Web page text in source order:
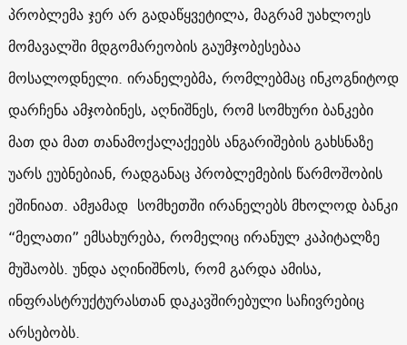
პრობლემა ჯერ არ გადაწყვეტილა, მაგრამ უახლოეს
მომავალში მდგომარეობის გაუმჯობესებაა
მოსალოდნელი. ირანელებმა, რომლებმაც ინკოგნიტოდ
დარჩენა ამჯობინეს, აღნიშნეს, რომ სომხური ბანკები
მათ და მათ თანამოქალაქეებს ანგარიშების გახსნაზე
უარს ეუბნებიან, რადგანაც პრობლემების წარმოშობის
ეშინიათ. ამჟამად სომხეთში ირანელებს მხოლოდ ბანკი
“მელათი” ემსახურება, რომელიც ირანულ კაპიტალზე
მუშაობს. უნდა აღინიშნოს, რომ გარდა ამისა,
ინფრასტრუქტურასთან დაკავშირებული საჩივრებიც
არსებობს.